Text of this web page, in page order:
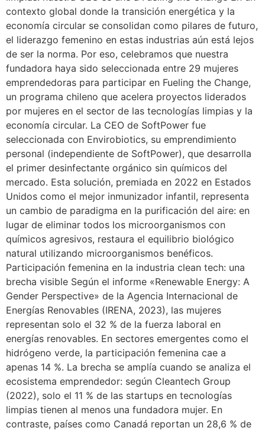
contexto global donde la transición energética y la
economía circular se consolidan como pilares de futuro,
el liderazgo femenino en estas industrias aún está lejos
de ser la norma. Por eso, celebramos que nuestra
fundadora haya sido seleccionada entre 29 mujeres
emprendedoras para participar en Fueling the Change,
un programa chileno que acelera proyectos liderados
por mujeres en el sector de las tecnologías limpias y la
economía circular. La CEO de SoftPower fue
seleccionada con Envirobiotics, su emprendimiento
personal (independiente de SoftPower), que desarrolla
el primer desinfectante orgánico sin químicos del
mercado. Esta solución, premiada en 2022 en Estados
Unidos como el mejor inmunizador infantil, representa
un cambio de paradigma en la purificación del aire: en
lugar de eliminar todos los microorganismos con
químicos agresivos, restaura el equilibrio biológico
natural utilizando microorganismos benéficos.
Participación femenina en la industria clean tech: una
brecha visible Según el informe «Renewable Energy: A
Gender Perspective» de la Agencia Internacional de
Energías Renovables (IRENA, 2023), las mujeres
representan solo el 32 % de la fuerza laboral en
energías renovables. En sectores emergentes como el
hidrógeno verde, la participación femenina cae a
apenas 14 %. La brecha se amplía cuando se analiza el
ecosistema emprendedor: según Cleantech Group
(2022), solo el 11 % de las startups en tecnologías
limpias tienen al menos una fundadora mujer. En
contraste, países como Canadá reportan un 28,6 % de